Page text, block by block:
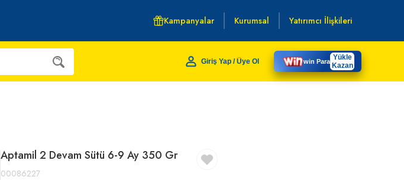
Kampanyalar Kurumsal Yatırımcı İlişkileri
Giriş Yap / Üye Ol win Para Yükle
Kazan
Aptamil 2 Devam Sütü 6-9 Ay 350 Gr
00086227